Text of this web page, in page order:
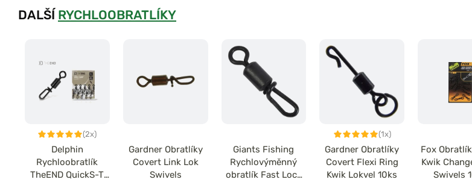
DALŠÍ RYCHLOOBRATLÍKY
(2x)
Delphin
Rychloobratlík
TheEND QuickS-T
Gardner Obratlíky
Covert Link Lok
Swivels
Giants Fishing
Rychlovýměnný
obratlík Fast Lock
(1x)
Gardner Obratlíky
Covert Flexi Ring
Kwik Lokvel 10ks
Fox
Kwik
Swivels